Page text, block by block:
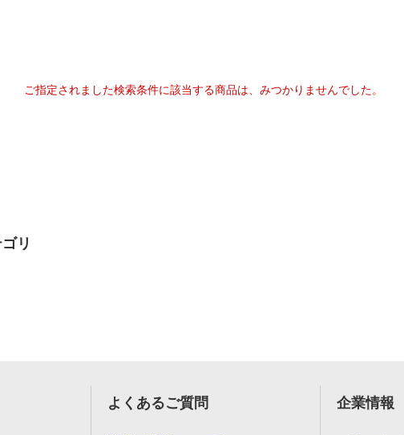
ご指定されました検索条件に該当する商品は、みつかりませんでした。
リ
よくあるご質問 企業情報